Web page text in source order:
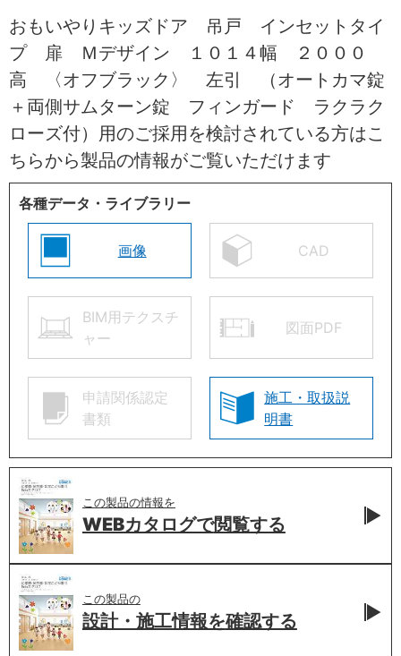
おもいやりキッズドア 吊戸 インセットタイ
プ 扉 Ｍデザイン １０１４幅 ２０００
高 〈オフブラック〉 左引 （オートカマ錠
＋両側サムターン錠 フィンガード ラクラク
ローズ付）用のご採用を検討されている方はこ
ちらから製品の情報がご覧いただけます
各種データ・ライブラリー
画像 CAD
BIM用テクスチ
ャー
図面PDF
申請関係認定
書類
施工・取扱説
明書
この製品の情報を
WEBカタログで閲覧する
この製品の
設計・施工情報を確認する